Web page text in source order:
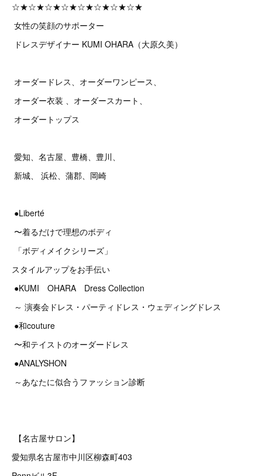
☆★☆★☆★☆★☆★☆★☆★☆★
女性の笑顔のサポーター
ドレスデザイナー KUMI OHARA（大原久美）
オーダードレス、オーダーワンピース、
オーダー衣装 、オーダースカート、
オーダートップス
愛知、名古屋、豊橋、豊川、
新城、 浜松、蒲郡、岡崎
●Liberté
〜着るだけで理想のボディ
「ボディメイクシリーズ」
スタイルアップをお手伝い
●KUMI OHARA Dress Collection
～ 演奏会ドレス・パーティドレス・ウェディングドレス
●和couture
〜和テイストのオーダードレス
●ANALYSHON
～あなたに似合うファッション診断
【名古屋サロン】
愛知県名古屋市中川区柳森町403